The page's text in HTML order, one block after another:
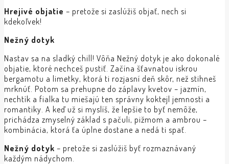
Hrejivé objatie – pretože si zaslúžiš objať, nech si
kdekoľvek!
Nežný dotyk
Nastav sa na sladký chill! Vôňa Nežný dotyk je ako dokonalé
objatie, ktoré nechceš pustiť. Začína šťavnatou iskrou
bergamotu a limetky, ktorá ti rozjasní deň skôr, než stihneš
mrknúť. Potom sa prehupne do záplavy kvetov – jazmín,
nechtík a fialka tu miešajú ten správny koktejl jemnosti a
romantiky. A keď už si myslíš, že lepšie to byť nemôže,
prichádza zmyselný základ s pačuli, pižmom a ambrou –
kombinácia, ktorá ťa úplne dostane a nedá ti spať.
Nežný dotyk – pretože si zaslúžiš byť rozmaznávaný
každým nádychom.